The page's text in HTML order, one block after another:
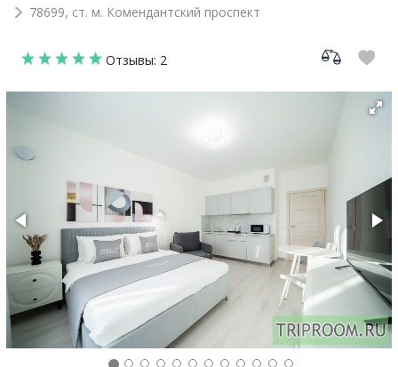
объявление
78699, ст. м. Комендантский проспект
Отзывы: 2